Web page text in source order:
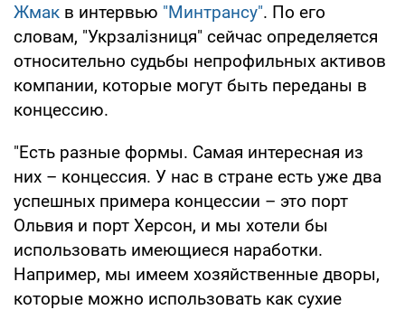
Жмак в интервью "Минтрансу". По его
словам, "Укрзалізниця" сейчас определяется
относительно судьбы непрофильных активов
компании, которые могут быть переданы в
концессию.
"Есть разные формы. Самая интересная из
них – концессия. У нас в стране есть уже два
успешных примера концессии – это порт
Ольвия и порт Херсон, и мы хотели бы
использовать имеющиеся наработки.
Например, мы имеем хозяйственные дворы,
которые можно использовать как сухие